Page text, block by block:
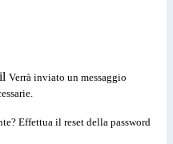
Verrà inviato un messaggio
Effettua il reset della password